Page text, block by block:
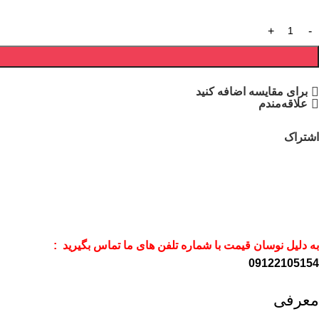
برای مقایسه اضافه کنید
علاقه‌مندم
اشتراک
به دلیل نوسان قیمت با شماره تلفن های ما تماس بگیرید :
09122105154
معرفی